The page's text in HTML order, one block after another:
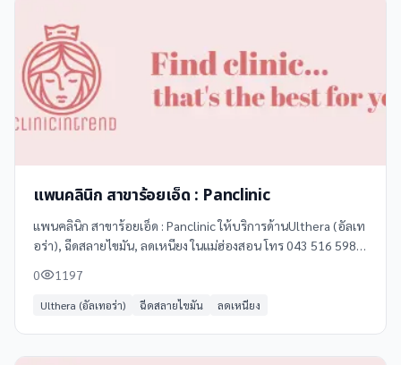
แพนคลินิก สาขาร้อยเอ็ด : Panclinic
แพนคลินิก สาขาร้อยเอ็ด : Panclinic ให้บริการด้านUlthera (อัลเท
อร่า), ฉีดสลายไขมัน, ลดเหนียง ในแม่ฮ่องสอน โทร 043 516 598 ดู
0 1197
Ulthera (อัลเทอร่า) ฉีดสลายไขมัน ลดเหนียง